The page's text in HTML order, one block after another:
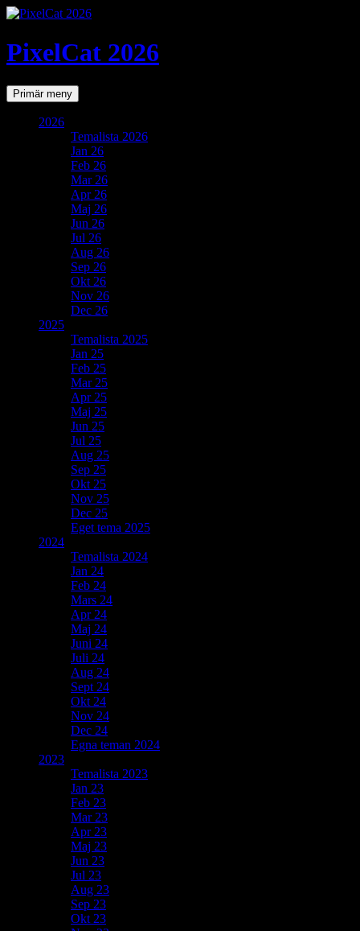
PixelCat 2026
SökPrimär meny Gå
till
2026
Temalista 2026
Jan 26
Feb 26
Mar 26
Apr 26
Maj 26
Jun 26
Jul 26
Aug 26
Sep 26
Okt 26
Nov 26
Dec 26
2025
Temalista 2025
Jan 25
Feb 25
Mar 25
Apr 25
Maj 25
Jun 25
Jul 25
Aug 25
Sep 25
Okt 25
Nov 25
Dec 25
Eget tema 2025
2024
Temalista 2024
Jan 24
Feb 24
Mars 24
Apr 24
Maj 24
Juni 24
Juli 24
Aug 24
Sept 24
Okt 24
Nov 24
Dec 24
Egna teman 2024
2023
Temalista 2023
Jan 23
Feb 23
Mar 23
Apr 23
Maj 23
Jun 23
Jul 23
Aug 23
Sep 23
Okt 23